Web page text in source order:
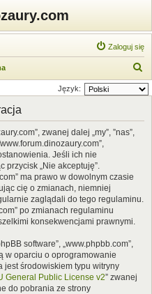
Zaloguj się
z
Język:
zwanej dalej „my”, ”nas”,
Jeśli ich nie
przycisk „Nie akceptuję”.
ma prawo w dowolnym czasie
cię o zmianach, niemniej
zaglądali do tego regulaminu.
po zmianach regulaminu
konsekwencjami prawnymi.
software”, „www.phpbb.com”,
w oparciu o oprogramowanie
jest środowiskiem typu witryny
General Public License v2” zwanej
do pobrania ze strony